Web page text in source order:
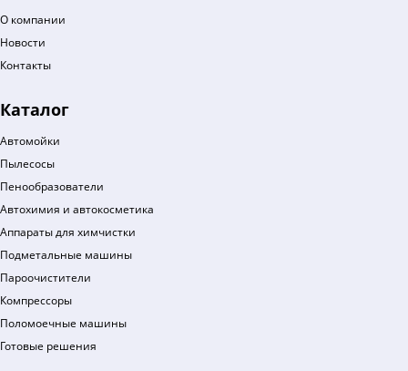
О компании
Новости
Контакты
Каталог
Автомойки
Пылесосы
Пенообразователи
Автохимия и автокосметика
Аппараты для химчистки
Подметальные машины
Пароочистители
Компрессоры
Поломоечные машины
Готовые решения